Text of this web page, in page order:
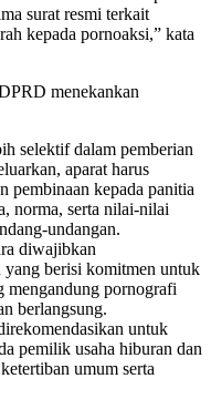
surat resmi terkait
kepada pornoaksi,” kata
menekankan
selektif dalam pemberian
aparat harus
pembinaan kepada panitia
norma, serta nilai-nilai
undangan.
diwajibkan
yang berisi komitmen untuk
mengandung pornografi
berlangsung.
untuk
pemilik usaha hiburan dan
umum serta